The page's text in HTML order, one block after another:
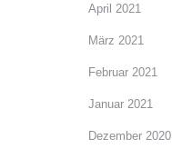
April 2021
März 2021
Februar 2021
Januar 2021
Dezember 2020